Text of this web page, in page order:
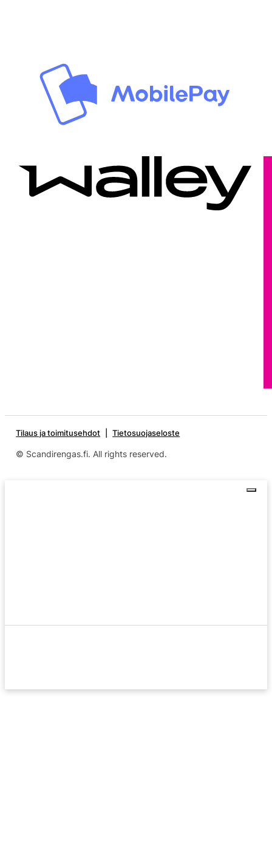
Tilaus ja toimitusehdot Tietosuojaseloste
© Scandirengas.fi. All rights reserved.